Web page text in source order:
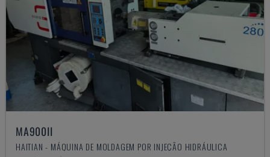
MA900ІІ
HAITIAN - MÁQUINA DE MOLDAGEM POR INJEÇÃO HIDRÁULICA